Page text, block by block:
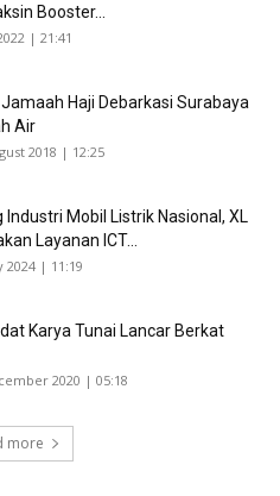
Booster...
| 21:41
Haji Debarkasi Surabaya
Air
2018 | 12:25
Industri Mobil Listrik Nasional, XL
Layanan ICT...
2024 | 11:19
Karya Tunai Lancar Berkat
2020 | 05:18
more